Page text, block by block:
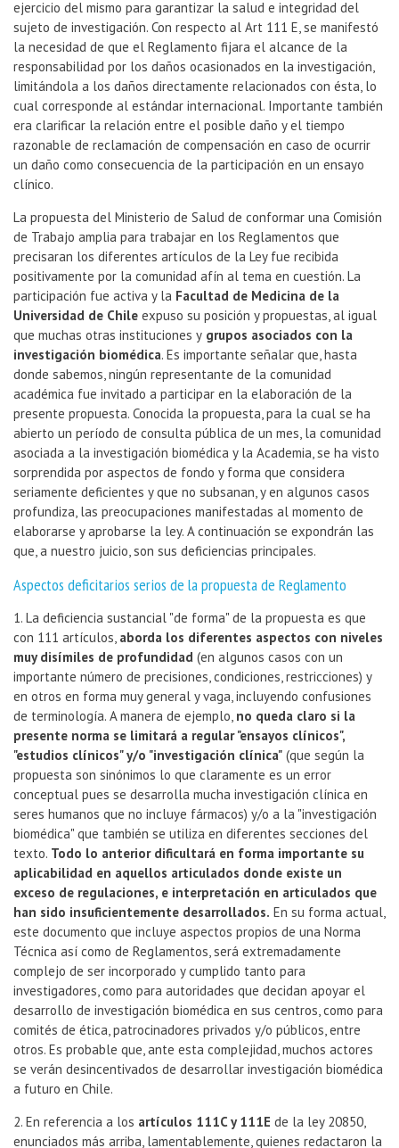
ejercicio del mismo para garantizar la salud e integridad del
sujeto de investigación. Con respecto al Art 111 E, se manifestó
la necesidad de que el Reglamento fijara el alcance de la
responsabilidad por los daños ocasionados en la investigación,
limitándola a los daños directamente relacionados con ésta, lo
cual corresponde al estándar internacional. Importante también
era clarificar la relación entre el posible daño y el tiempo
razonable de reclamación de compensación en caso de ocurrir
un daño como consecuencia de la participación en un ensayo
clínico.
La propuesta del Ministerio de Salud de conformar una Comisión
de Trabajo amplia para trabajar en los Reglamentos que
precisaran los diferentes artículos de la Ley fue recibida
positivamente por la comunidad afín al tema en cuestión. La
participación fue activa y la Facultad de Medicina de la
Universidad de Chile expuso su posición y propuestas, al igual
que muchas otras instituciones y grupos asociados con la
investigación biomédica. Es importante señalar que, hasta
donde sabemos, ningún representante de la comunidad
académica fue invitado a participar en la elaboración de la
presente propuesta. Conocida la propuesta, para la cual se ha
abierto un período de consulta pública de un mes, la comunidad
asociada a la investigación biomédica y la Academia, se ha visto
sorprendida por aspectos de fondo y forma que considera
seriamente deficientes y que no subsanan, y en algunos casos
profundiza, las preocupaciones manifestadas al momento de
elaborarse y aprobarse la ley. A continuación se expondrán las
que, a nuestro juicio, son sus deficiencias principales.
Aspectos deficitarios serios de la propuesta de Reglamento
1. La deficiencia sustancial "de forma" de la propuesta es que
con 111 artículos, aborda los diferentes aspectos con niveles
muy disímiles de profundidad (en algunos casos con un
importante número de precisiones, condiciones, restricciones) y
en otros en forma muy general y vaga, incluyendo confusiones
de terminología. A manera de ejemplo, no queda claro si la
presente norma se limitará a regular "ensayos clínicos",
"estudios clínicos" y/o "investigación clínica" (que según la
propuesta son sinónimos lo que claramente es un error
conceptual pues se desarrolla mucha investigación clínica en
seres humanos que no incluye fármacos) y/o a la "investigación
biomédica" que también se utiliza en diferentes secciones del
texto. Todo lo anterior dificultará en forma importante su
aplicabilidad en aquellos articulados donde existe un
exceso de regulaciones, e interpretación en articulados que
han sido insuficientemente desarrollados. En su forma actual,
este documento que incluye aspectos propios de una Norma
Técnica así como de Reglamentos, será extremadamente
complejo de ser incorporado y cumplido tanto para
investigadores, como para autoridades que decidan apoyar el
desarrollo de investigación biomédica en sus centros, como para
comités de ética, patrocinadores privados y/o públicos, entre
otros. Es probable que, ante esta complejidad, muchos actores
se verán desincentivados de desarrollar investigación biomédica
a futuro en Chile.
2. En referencia a los artículos 111C y 111E de la ley 20850,
enunciados más arriba, lamentablemente, quienes redactaron la